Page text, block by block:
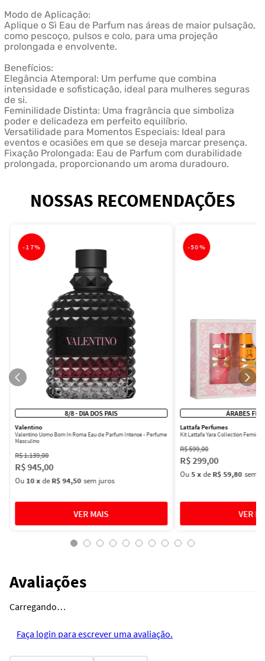
Modo de Aplicação:
Aplique o Sì Eau de Parfum nas áreas de maior pulsação,
como pescoço, pulsos e colo, para uma projeção
prolongada e envolvente.
Benefícios:
Elegância Atemporal: Um perfume que combina
intensidade e sofisticação, ideal para mulheres seguras
de si.
Feminilidade Distinta: Uma fragrância que simboliza
poder e delicadeza em perfeito equilíbrio.
Versatilidade para Momentos Especiais: Ideal para
eventos e ocasiões em que se deseja marcar presença.
Fixação Prolongada: Eau de Parfum com durabilidade
prolongada, proporcionando um aroma duradouro.
NOSSAS RECOMENDAÇÕES
-17%
8/8 - DIA DOS PAIS
Valentino
Valentino Uomo Born In Roma Eau de Parfum Intense - Perfume
Masculino
R$1.139,00
R$945,00
Ou 10xdeR$ 94,50 sem juros
-50%
ÁRABES
Lattafa Perfumes
Kit Lattafa Yara Collection
R$599,00
R$299,00
Ou5xdeR$ 59,80 sem
Avaliações
Carregando…
Faça login para escrever uma avaliação.